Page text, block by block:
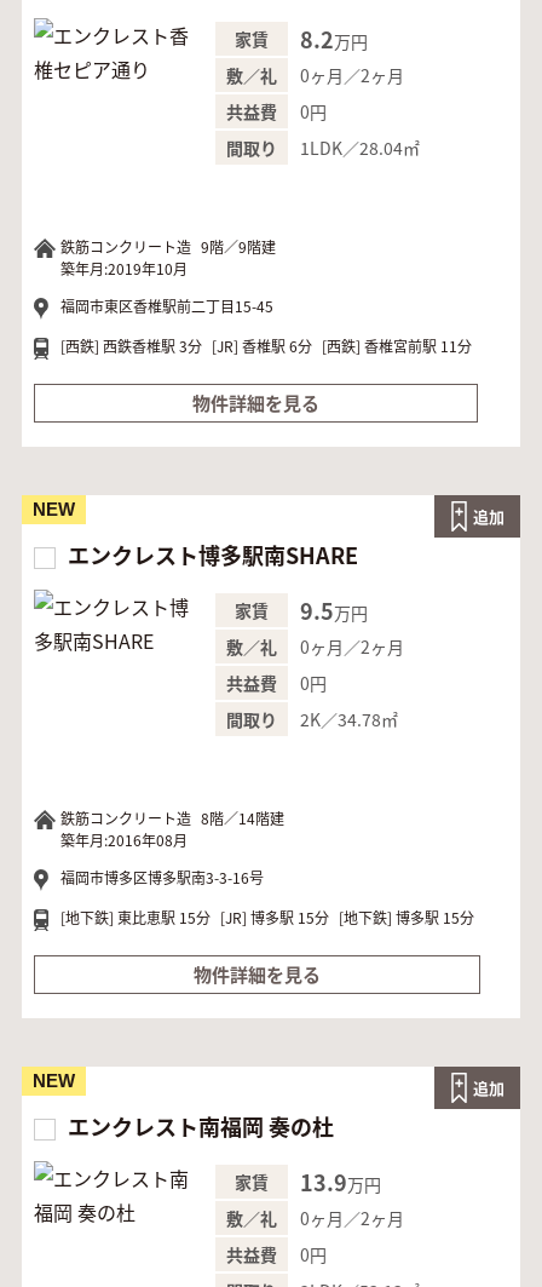
家賃 8.2万円
敷／礼
0ヶ月／2ヶ月
共益費
0円
間取り
1LDK／28.04㎡
鉄筋コンクリート造 9階／9階建
築年月:2019年10月
福岡市東区香椎駅前二丁目15-45
[西鉄] 西鉄香椎駅 3分 [JR] 香椎駅 6分 [西鉄] 香椎宮前駅 11分
物件詳細を見る
エンクレスト博多駅南SHARE
NEW 追加
家賃 9.5万円
敷／礼
0ヶ月／2ヶ月
共益費
0円
間取り
2K／34.78㎡
鉄筋コンクリート造 8階／14階建
築年月:2016年08月
福岡市博多区博多駅南3-3-16号
[地下鉄] 東比恵駅 15分 [JR] 博多駅 15分 [地下鉄] 博多駅 15分
物件詳細を見る
エンクレスト南福岡 奏の杜
NEW 追加
家賃 13.9万円
敷／礼
0ヶ月／2ヶ月
共益費
0円